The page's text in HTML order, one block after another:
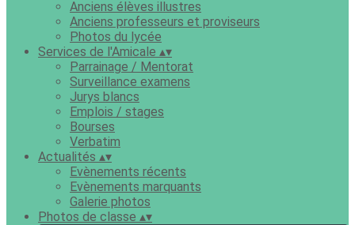
Anciens élèves illustres
Anciens professeurs et proviseurs
Photos du lycée
Services de l'Amicale ▴▾
Parrainage / Mentorat
Surveillance examens
Jurys blancs
Emplois / stages
Bourses
Verbatim
Actualités ▴▾
Evènements récents
Evènements marquants
Galerie photos
Photos de classe ▴▾